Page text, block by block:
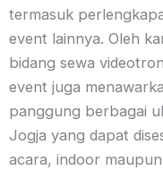
termasuk
event lainnya. Oleh
bidang sewa
event juga
panggung berbagai
Jogja yang dapat
acara, indoor